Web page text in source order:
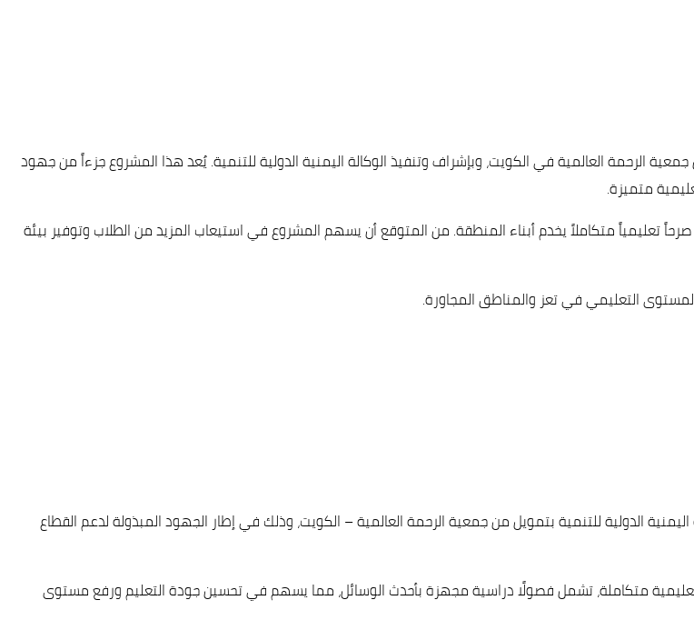
الرحمة العالمية في الكويت، وبإشراف وتنفيذ الوكالة اليمنية الدولية للتنمية. يُعد هذا المشروع جزءاً من جهود
متميزة.
تعليمياً متكاملاً يخدم أبناء المنطقة. من المتوقع أن يسهم المشروع في استيعاب المزيد من الطلاب وتوفير بيئة
التعليمي في تعز والمناطق المجاورة.
الدولية للتنمية بتمويل من جمعية الرحمة العالمية – الكويت، وذلك في إطار الجهود المبذولة لدعم القطاع
متكاملة، تشمل فصولًا دراسية مجهزة بأحدث الوسائل، مما يسهم في تحسين جودة التعليم ورفع مستوى